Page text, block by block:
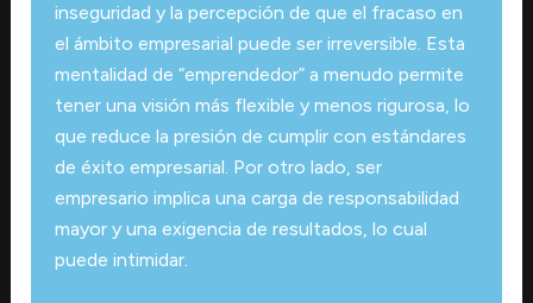
inseguridad y la percepción de que el fracaso en
el ámbito empresarial puede ser irreversible. Esta
mentalidad de “emprendedor” a menudo permite
tener una visión más flexible y menos rigurosa, lo
que reduce la presión de cumplir con estándares
de éxito empresarial. Por otro lado, ser
empresario implica una carga de responsabilidad
mayor y una exigencia de resultados, lo cual
puede intimidar.